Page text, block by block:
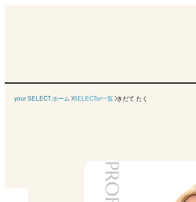
your SELECT.ホーム SELECTor一覧 きだて たく